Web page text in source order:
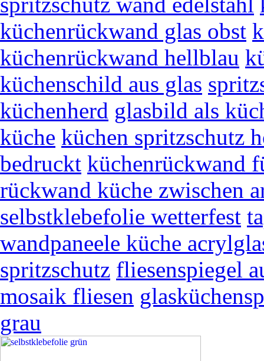
küchenrückwand glas obst
küchenrückwand hellblau
küchenschild aus glas
küchenherd glasbild als
küche küchen spritzschutz
bedruckt küchenrückwand
rückwand küche zwischen
selbstklebefolie wetterfest
wandpaneele küche
spritzschutz fliesenspiegel
mosaik fliesen
grau